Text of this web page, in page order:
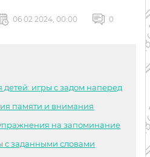
06 02 2024, 00:00 0
детей: игры с задом наперед
памяти и внимания
на запоминание
с заданными словами